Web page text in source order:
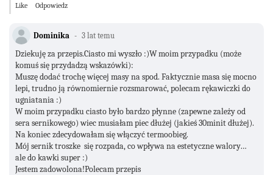
Like Odpowiedz
Dominika 3 lat temu
Dziekuję za przepis.Ciasto mi wyszło :)W moim przypadku (może
komuś się przydadzą wskazówki):
Muszę dodać trochę więcej masy na spod. Faktycznie masa się mocno
lepi, trudno ją równomiernie rozsmarować, polecam rękawiczki do
ugniatania :)
W moim przypadku ciasto było bardzo płynne (zapewne zależy od
sera sernikowego) wiec musiałam piec dłużej (jakieś 30minit dłużej).
Na koniec zdecydowałam się włączyć termoobieg.
Mój sernik troszke się rozpada, co wpływa na estetyczne walory…
ale do kawki super :)
Jestem zadowolona!Polecam przepis